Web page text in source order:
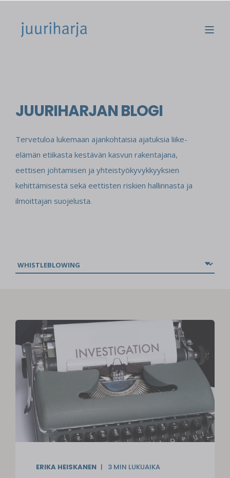
JUURIHARJAN BLOGI
Tervetuloa lukemaan ajankohtaisia ajatuksia liike-
elämän etiikasta kestävän kasvun rakentajana,
eettisen johtamisen ja yhteistyökyvykkyyksien
kehittämisestä sekä eettisten riskien hallinnasta ja
ilmoittajan suojelusta.
ERIKA HEISKANEN 3 MIN LUKUAIKA